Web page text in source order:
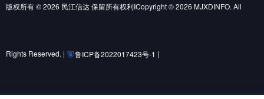
版权所有 © 2026 民江信达 保留所有权利ICopyright © 2026 MJXDINFO. All
Rights Reserved. | 鲁ICP备2022017423号-1 |